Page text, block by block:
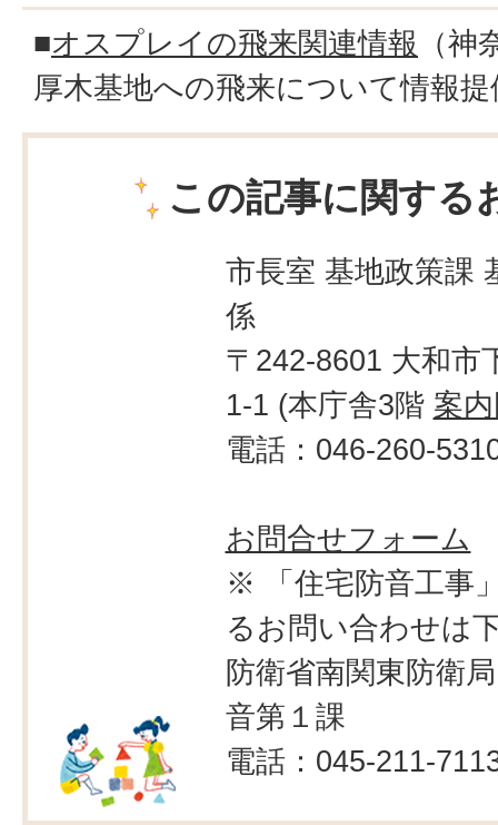
■オスプレイの飛来関連情報 （
厚木基地への飛来について情報
この記事に関する
市長室 基地政策課
係
〒242-8601 大和市
1-1 (本庁舎3階 案
電話：046-260-
お問合せフォーム
※ 「住宅防音工事
るお問い合わせは
防衛省南関東防衛
音第１課
電話：045-211-